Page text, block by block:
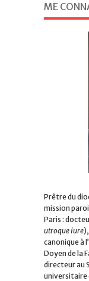
ME
Prêtre du
mission
Paris :
utroque iure
canonique à
Doyen de la
directeur au
universitaire